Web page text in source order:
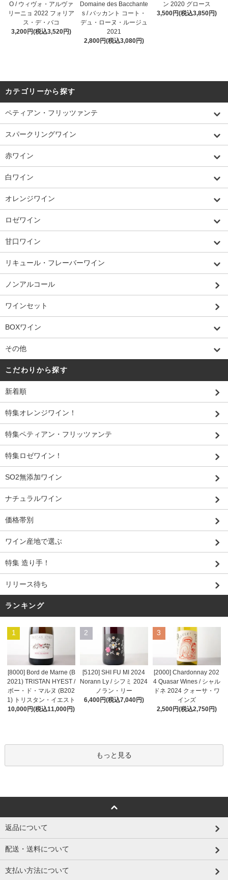
O / ウィヴォ・アルヴァ
リーニョ 2022 フォリア
ス・デ・バコ
3,200円(税込3,520円)
Domaine des Bacchante
s / バッカント コート・
デュ・ローヌ・ルージュ
2021
2,800円(税込3,080円)
ン 2020 グロース
3,500円(税込3,850円)
カテゴリーから探す
ペティアン・フリッツァンテ
スパークリングワイン
赤ワイン
白ワイン
オレンジワイン
ロゼワイン
甘口ワイン
リキュール・フレーバーワイン
ノンアルコール
ワインセット
BOXワイン
その他
こだわりから探す
新着順
特集オレンジワイン！
特集ペティアン・フリッツァンテ
特集ロゼワイン！
SO2無添加ワイン
ナチュラルワイン
価格帯別
ワイン産地で選ぶ
特集 造り手！
リリース待ち
ランキング
1
[8000] Bord de Marne (B
2021) TRISTAN HYEST /
ボー・ド・マルヌ (B202
1) トリスタン・イエスト
10,000円(税込11,000円)
2
[5120] SHI FU MI 2024
Norann Ly / シフミ 2024
ノラン・リー
6,400円(税込7,040円)
3
[2000] Chardonnay 202
4 Quasar Wines / シャル
ドネ 2024 クォーサ・ワ
インズ
2,500円(税込2,750円)
もっと見る
返品について
配送・送料について
支払い方法について